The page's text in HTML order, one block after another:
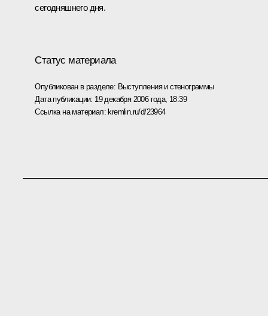
сегодняшнего дня.
Статус материала
Опубликован в разделе: Выступления и стенограммы
Дата публикации: 19 декабря 2006 года, 18:39
Ссылка на материал:kremlin.ru/d/23964